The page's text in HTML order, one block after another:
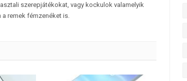
szerepjátékokat, vagy kockulok valamelyik
remek fémzenéket is.